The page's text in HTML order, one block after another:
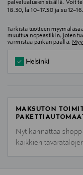
palvelualueen sisällä. Voit
18.30, la 10–17.30 ja su
Tarkista tuotteen
muuttua nopeastikin, joten
varmistaa paikan päällä.
Helsinki
MAKSUTON
Nyt kannattaa
kaikkien